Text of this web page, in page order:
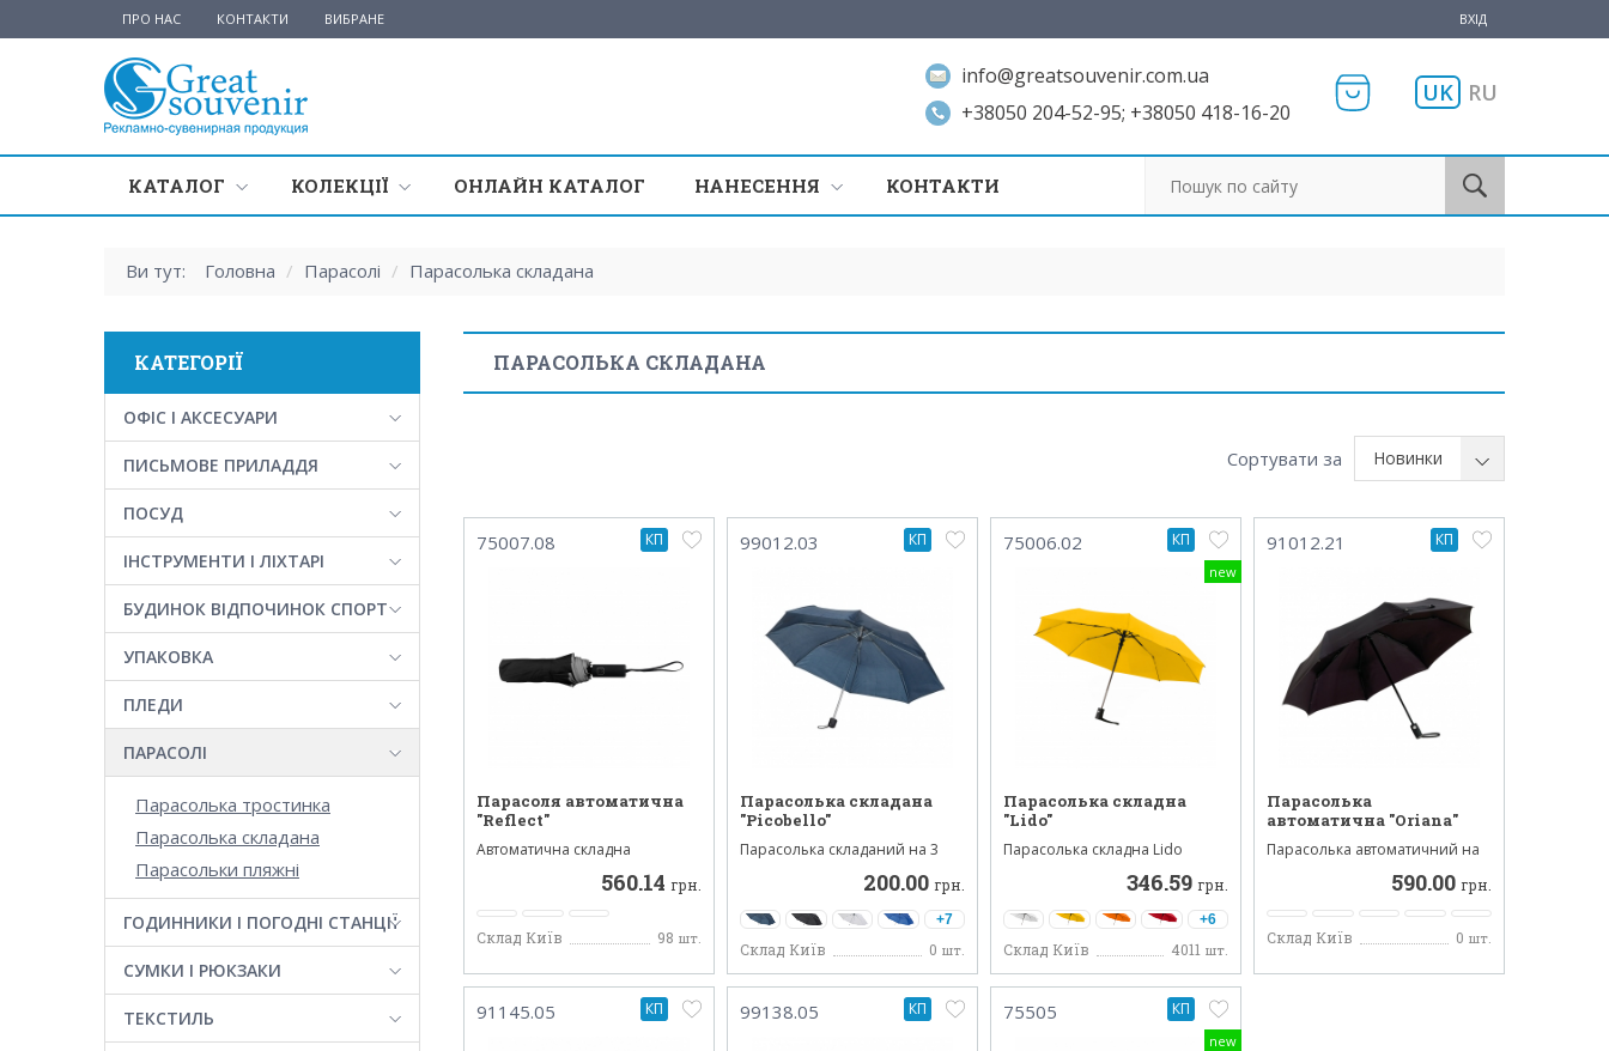
ПРО НАС КОНТАКТИ ВИБРАНЕ ВХІД
UK RU
info@greatsouvenir.com.ua
+38050 204-52-95; +38050 418-16-20
КАТАЛОГ КОЛЕКЦІЇ ОНЛАЙН КАТАЛОГ НАНЕСЕННЯ КОНТАКТИ
Ви тут: Головна / Парасолі / Парасолька складана
ПАРАСОЛЬКА СКЛАДАНА
Сортувати за Новинки
75007.08
Парасоля автоматична
"Reflect"
Автоматична складна
560.14 грн.
Склад Київ 98 шт.
КП 99012.03
Парасолька складана
"Picobello"
Парасолька складаний на 3
поділу, виготовлений з м...
200.00 грн.
+7
Склад Київ 0 шт.
КП
new
75006.02
Парасолька складна
"Lido"
Парасолька складна Lido
напівавтомат зі зручною пл...
346.59 грн.
+6
Склад Київ 4011 шт.
КП 91012.21
Парасолька
автоматична "Oriana"
Парасолька автоматичний на
три сегменти. Парасольк...
590.00 грн.
Склад Київ 0 шт.
КП
91145.05 КП 99138.05 КП
new
75505 КП
КАТЕГОРІЇ
ОФІС І АКСЕСУАРИ
ПИСЬМОВЕ ПРИЛАДДЯ
ПОСУД
ІНСТРУМЕНТИ І ЛІХТАРІ
БУДИНОК ВІДПОЧИНОК СПОРТ
УПАКОВКА
ПЛЕДИ
ПАРАСОЛІ
Парасолька тростинка
Парасолька складана
Парасольки пляжні
ГОДИННИКИ І ПОГОДНІ СТАНЦІЇ
СУМКИ І РЮКЗАКИ
ТЕКСТИЛЬ